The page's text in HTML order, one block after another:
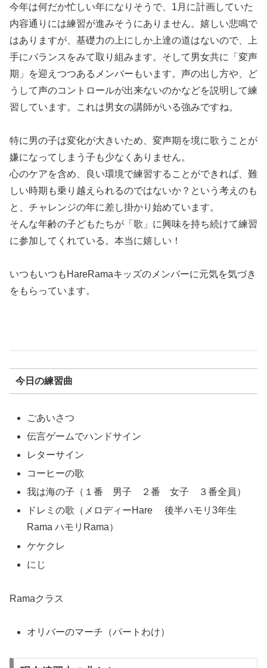
今年は何だか忙しい年になりそうで、1月に計画していた
内容通りには練習が進みそうにありません。嬉しい悲鳴で
はありますが、基礎力の上にしか上達の道はないので、上
手にバランスをみて取り組みます。そして男女共に「変声
期」を迎えつつあるメンバーもいます。声の出し方や、ど
うして声のコントロールが出来ないのかなどを説明して練
習しています。これは男女の講師がいる強みですね。
特に男の子は変化が大きいため、変声期を境に歌うことが
嫌になってしまう子も少なくありません。
心のケアを含め、良い環境で練習することができれば、難
しい時期も乗り越えられるのではないか？という考えのも
と、チャレンジの年に差し掛かり始めています。
そんな年齢の子どもたちが「歌」に興味を持ち続けて練習
に参加してくれている。本当に嬉しい！
いつもいつもHareRamaキッズのメンバーに元気を気づき
をもらっています。
今日の練習曲
ごあいさつ
伝言ゲームでハンドサイン
レターサイン
コーヒーの歌
我は海の子（１番 男子 ２番 女子 ３番全員）
ドレミの歌（メロディーHare 後半ハモリ3年生
Rama ハモリRama）
ケケクレ
にじ
Ramaクラス
オリバーのマーチ（パートわけ）